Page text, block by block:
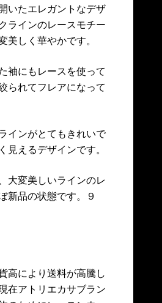
いたエレガントなデザ
ラインのレースモチー
美しく華やかです。
袖にもレースを使って
られてフレアになって
インがとてもきれいで
見えるデザインです。
大変美しいラインのレ
新品の状態です。９
高により送料が高騰し
在アトリエカサブラン